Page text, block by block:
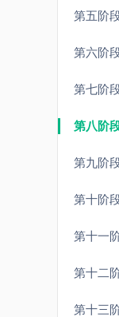
第五阶
第六阶
第七阶
第八阶
第九阶
第十阶
第十一
第十二
第十三